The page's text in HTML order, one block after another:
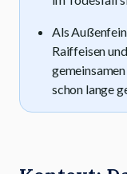
Als
Raiffeisen und
schon lange